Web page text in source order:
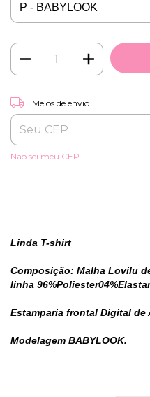
Entregas para o CEP:
Meios de envio
Não sei meu CEP
Linda T-shirt
Composição: Malha Lovilu
linha
Estamparia frontal Digital de
Modelagem BABYLOOK.